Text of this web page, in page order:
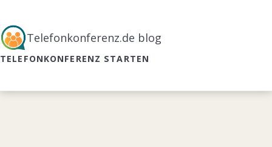
Telefonkonferenz.de blog
TELEFONKONFERENZ STARTEN